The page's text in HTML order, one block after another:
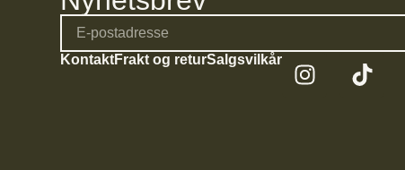
KontaktFrakt og returSalgsvilkår